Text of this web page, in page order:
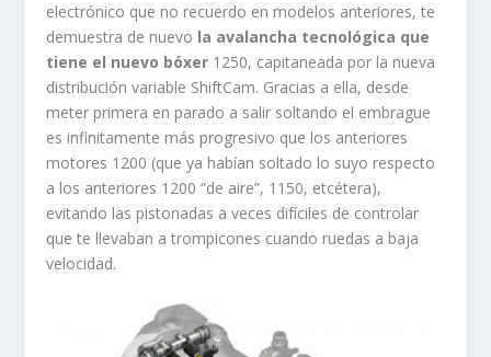
electrónico que no recuerdo en modelos anteriores, te
demuestra de nuevo la avalancha tecnológica que
tiene el nuevo bóxer 1250, capitaneada por la nueva
distribución variable ShiftCam. Gracias a ella, desde
meter primera en parado a salir soltando el embrague
es infinitamente más progresivo que los anteriores
motores 1200 (que ya habían soltado lo suyo respecto
a los anteriores 1200 “de aire”, 1150, etcétera),
evitando las pistonadas a veces difíciles de controlar
que te llevaban a trompicones cuando ruedas a baja
velocidad.